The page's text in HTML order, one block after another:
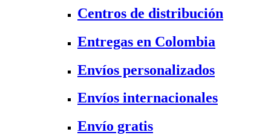
Centros de distribución
Entregas en Colombia
Envíos personalizados
Envíos internacionales
Envío gratis